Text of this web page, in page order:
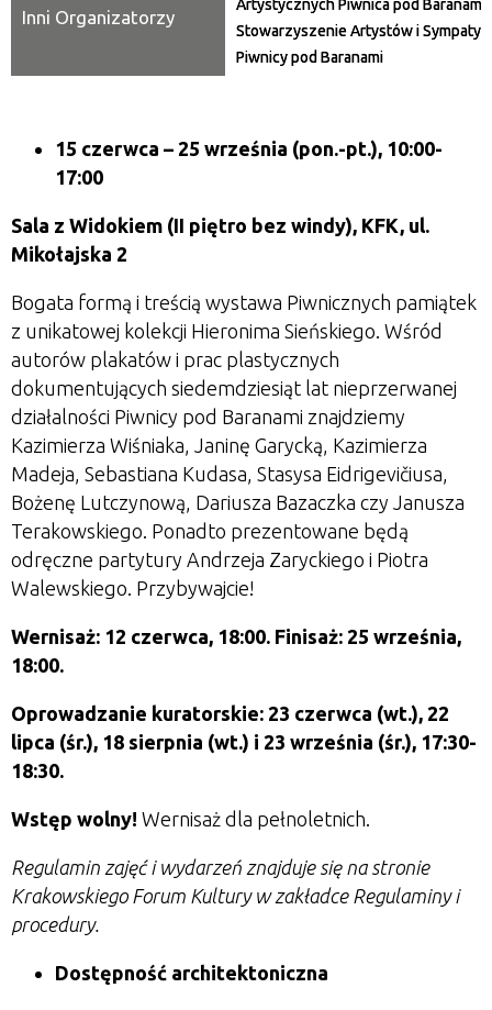
Inni Organizatorzy
Artystycznych Piwnica pod Baranami,
Stowarzyszenie Artystów i
Piwnicy pod Baranami
15 czerwca – 25 września (pon.-pt.), 10:00-
17:00
Sala z Widokiem (II piętro bez windy), KFK, ul.
Mikołajska 2
Bogata formą i treścią wystawa Piwnicznych pamiątek
z unikatowej kolekcji Hieronima Sieńskiego. Wśród
autorów plakatów i prac plastycznych
dokumentujących siedemdziesiąt lat nieprzerwanej
działalności Piwnicy pod Baranami znajdziemy
Kazimierza Wiśniaka, Janinę Garycką, Kazimierza
Madeja, Sebastiana Kudasa, Stasysa Eidrigevičiusa,
Bożenę Lutczynową, Dariusza Bazaczka czy Janusza
Terakowskiego. Ponadto prezentowane będą
odręczne partytury Andrzeja Zaryckiego i Piotra
Walewskiego. Przybywajcie!
Wernisaż: 12 czerwca, 18:00. Finisaż: 25 września,
18:00.
Oprowadzanie kuratorskie: 23 czerwca (wt.), 22
lipca (śr.), 18 sierpnia (wt.) i 23 września (śr.), 17:30-
18:30.
Wstęp wolny! Wernisaż dla pełnoletnich.
Regulamin zajęć i wydarzeń znajduje się na stronie
Krakowskiego Forum Kultury w zakładce Regulaminy i
procedury.
Dostępność architektoniczna